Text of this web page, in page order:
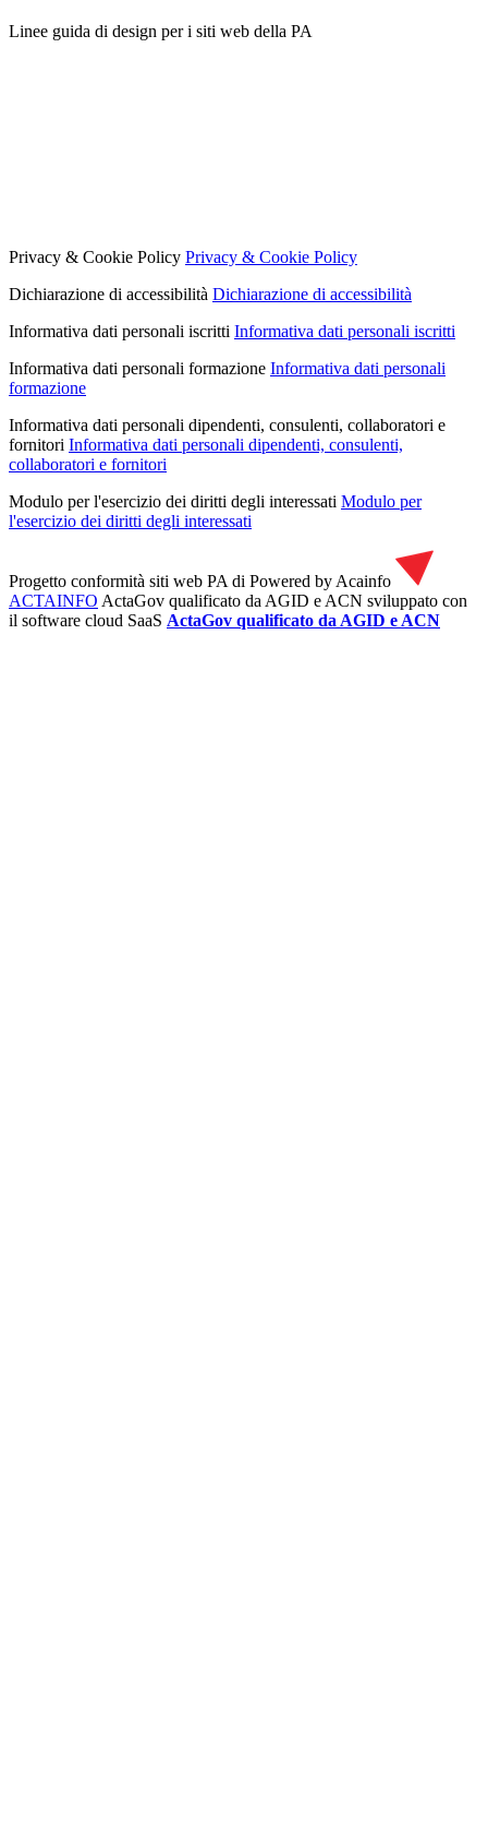
Linee guida di design per i siti web della PA
Privacy & Cookie Policy Privacy & Cookie Policy
Dichiarazione di accessibilità Dichiarazione di accessibilità
Informativa dati personali iscritti Informativa dati personali iscritti
Informativa dati personali formazione Informativa dati personali
formazione
Informativa dati personali dipendenti, consulenti, collaboratori e
fornitori Informativa dati personali dipendenti, consulenti,
collaboratori e fornitori
Modulo per l'esercizio dei diritti degli interessati Modulo per
l'esercizio dei diritti degli interessati
Progetto conformità siti web PA di Powered by Acainfo
ACTAINFO ActaGov qualificato da AGID e ACN sviluppato con
il software cloud SaaS ActaGov qualificato da AGID e ACN